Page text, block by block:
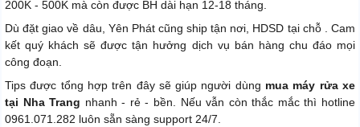
200K - 500K mà còn được BH dài hạn 12-18 tháng.
Dù đặt giao về dâu, Yên Phát cũng ship tận nơi, HDSD tại chỗ . Cam
kết quý khách sẽ được tận hưởng dịch vụ bán hàng chu đáo mọi
công đoạn.
Tips được tổng hợp trên đây sẽ giúp người dùng mua máy rửa xe
tại Nha Trang nhanh - rẻ - bền. Nếu vẫn còn thắc mắc thì hotline
0961.071.282 luôn sẵn sàng support 24/7.